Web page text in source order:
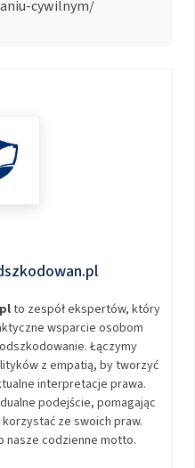
cywilnym/
to zespół ekspertów, który
wsparcie osobom
Łączymy
z empatią, by tworzyć
interpretacje prawa.
podejście, pomagając
ze swoich praw.
nasze codzienne motto.